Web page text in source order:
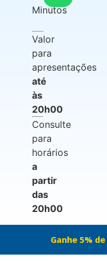
Minutos
Valor
para
apresentações
até
às
20h00
Consulte
para
horários
a
partir
das
20h00
Ganhe 5%